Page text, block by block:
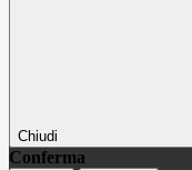
Chiudi
Conferma